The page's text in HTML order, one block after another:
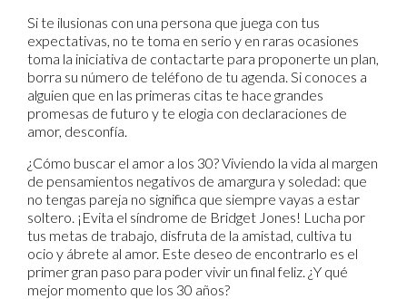
Si te ilusionas con una persona que juega con tus
expectativas, no te toma en serio y en raras ocasiones
toma la iniciativa de contactarte para proponerte un plan,
borra su número de teléfono de tu agenda. Si conoces a
alguien que en las primeras citas te hace grandes
promesas de futuro y te elogia con declaraciones de
amor, desconfía.
¿Cómo buscar el amor a los 30? Viviendo la vida al margen
de pensamientos negativos de amargura y soledad: que
no tengas pareja no significa que siempre vayas a estar
soltero. ¡Evita el síndrome de Bridget Jones! Lucha por
tus metas de trabajo, disfruta de la amistad, cultiva tu
ocio y ábrete al amor. Este deseo de encontrarlo es el
primer gran paso para poder vivir un final feliz. ¿Y qué
mejor momento que los 30 años?